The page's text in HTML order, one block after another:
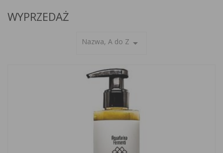
WYPRZEDAŻ
Nazwa, A do Z arrow_drop_down